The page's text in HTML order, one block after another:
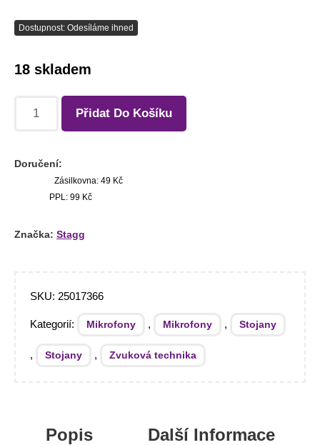
Dostupnost: Odesíláme ihned
18 skladem
Přidat Do Košíku
Doručení:
Zásilkovna: 49 Kč
PPL: 99 Kč
Značka: Stagg
SKU: 25017366
Kategorií: Mikrofony , Mikrofony , Stojany
, Stojany , Zvuková technika
Popis Další Informace